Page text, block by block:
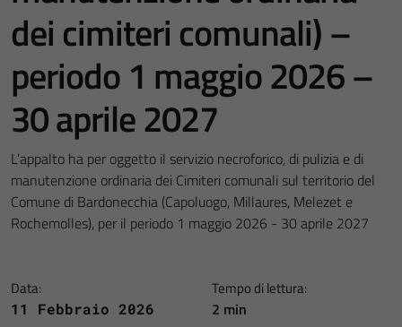
dei cimiteri comunali) –
periodo 1 maggio 2026 –
30 aprile 2027
L’appalto ha per oggetto il servizio necroforico, di pulizia e di
manutenzione ordinaria dei Cimiteri comunali sul territorio del
Comune di Bardonecchia (Capoluogo, Millaures, Melezet e
Rochemolles), per il periodo 1 maggio 2026 - 30 aprile 2027
Data:
11 Febbraio 2026
Tempo di lettura:
2 min